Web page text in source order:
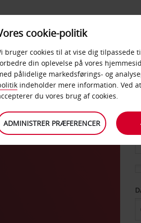
PRODUKTER &
KONTORER
cookie-politik
bruger cookies til at vise dig tilpassede
din oplevelse på vores
pålidelige markedsførings- og
indeholder mere information. Ved at
du vores brug af cookies.
ADMINISTRER PRÆFERENCER